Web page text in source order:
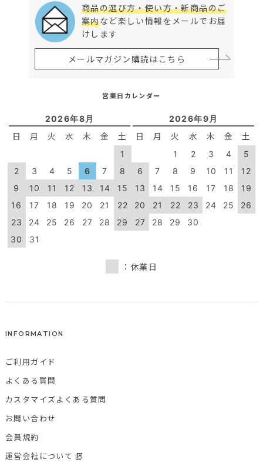
商品の選び方・使い方・新商品のご
案内など楽しい情報をメールでお届
けします
メールマガジン購読はこちら
営業日カレンダー
2026年8月
日 月 火 水 木 金 土
1
2
3 4 5 6 7
8
9
10 11 12 13 14
15
16
17 18 19 20 21
22
23
24 25 26 27 28
29
30
31
2026年9月
日 月 火 水 木 金 土
1 2 3 4
5
6
7 8 9 10 11
12
13
14 15 16 17 18
19
20
21 22 23 24 25
26
27
28 29 30
：休業日
INFORMATION
ご利用ガイド
よくある質問
カスタマイズよくある質問
お問い合わせ
会員規約
運営会社について